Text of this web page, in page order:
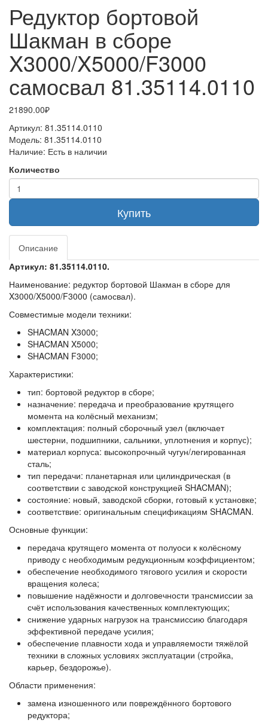
Редуктор бортовой
Шакман в сборе
X3000/X5000/F3000
самосвал 81.35114.0110
21890.00₽
Артикул: 81.35114.0110
Модель: 81.35114.0110
Наличие: Есть в наличии
Количество
Купить
Описание
Артикул: 81.35114.0110.
Наименование: редуктор бортовой Шакман в сборе для
X3000/X5000/F3000 (самосвал).
Совместимые модели техники:
SHACMAN X3000;
SHACMAN X5000;
SHACMAN F3000;
Характеристики:
тип: бортовой редуктор в сборе;
назначение: передача и преобразование крутящего
момента на колёсный механизм;
комплектация: полный сборочный узел (включает
шестерни, подшипники, сальники, уплотнения и корпус);
материал корпуса: высокопрочный чугун/легированная
сталь;
тип передачи: планетарная или цилиндрическая (в
соответствии с заводской конструкцией SHACMAN);
состояние: новый, заводской сборки, готовый к установке;
соответствие: оригинальным спецификациям SHACMAN.
Основные функции:
передача крутящего момента от полуоси к колёсному
приводу с необходимым редукционным коэффициентом;
обеспечение необходимого тягового усилия и скорости
вращения колеса;
повышение надёжности и долговечности трансмиссии за
счёт использования качественных комплектующих;
снижение ударных нагрузок на трансмиссию благодаря
эффективной передаче усилия;
обеспечение плавности хода и управляемости тяжёлой
техники в сложных условиях эксплуатации (стройка,
карьер, бездорожье).
Области применения:
замена изношенного или повреждённого бортового
редуктора;